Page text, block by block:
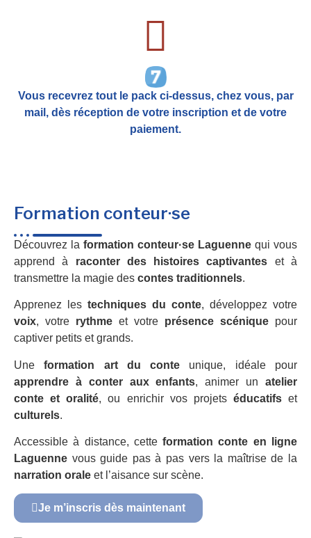
Vous recevrez tout le pack ci-dessus, chez vous, par
mail, dès réception de votre inscription et de votre
paiement.
Formation conteur·se
Découvrez la formation conteur·se Laguenne qui vous
apprend à raconter des histoires captivantes et à
transmettre la magie des contes traditionnels.
Apprenez les techniques du conte, développez votre
voix, votre rythme et votre présence scénique pour
captiver petits et grands.
Uneformation art du conte unique, idéale pour
apprendre à conter aux enfants, animer unatelier
conte et oralité, ou enrichir vos projets éducatifset
culturels.
Accessible à distance, cetteformation conte en ligne
Laguenne vous guide pas à pas vers la maîtrise de la
narration orale et l’aisance sur scène.
Je m’inscris dès maintenant